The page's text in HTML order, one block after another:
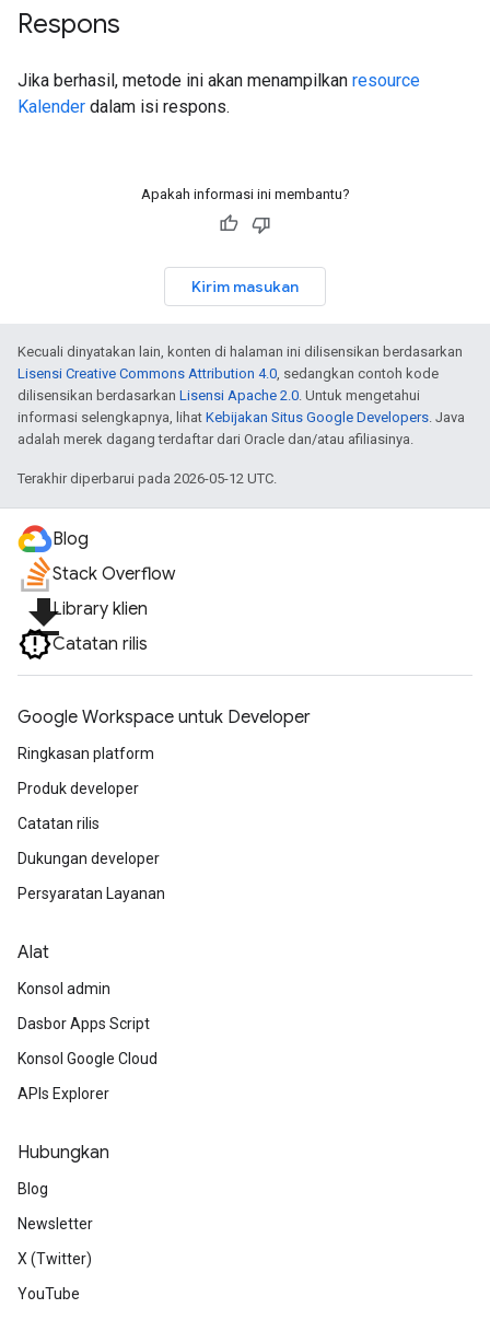
Respons
Jika berhasil, metode ini akan menampilkan resource
Kalender dalam isi respons.
Apakah informasi ini membantu?
Kirim masukan
Kecuali dinyatakan lain, konten di halaman ini dilisensikan berdasarkan
Lisensi Creative Commons Attribution 4.0, sedangkan contoh kode
dilisensikan berdasarkan Lisensi Apache 2.0. Untuk mengetahui
informasi selengkapnya, lihat Kebijakan Situs Google Developers. Java
adalah merek dagang terdaftar dari Oracle dan/atau afiliasinya.
Terakhir diperbarui pada 2026-05-12 UTC.
Blog
Stack Overflow
file_downloadLibrary klien
Catatan rilis
Google Workspace untuk Developer
Ringkasan platform
Produk developer
Catatan rilis
Dukungan developer
Persyaratan Layanan
Alat
Konsol admin
Dasbor Apps Script
Konsol Google Cloud
APIs Explorer
Hubungkan
Blog
Newsletter
X (Twitter)
YouTube